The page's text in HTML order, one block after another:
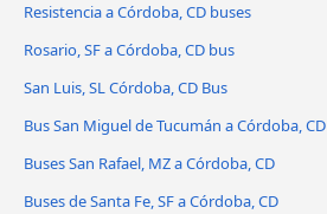
Resistencia a Córdoba, CD buses
Rosario, SF a Córdoba, CD bus
San Luis, SL Córdoba, CD Bus
Bus San Miguel de Tucumán a Córdoba, CD
Buses San Rafael, MZ a Córdoba, CD
Buses de Santa Fe, SF a Córdoba, CD